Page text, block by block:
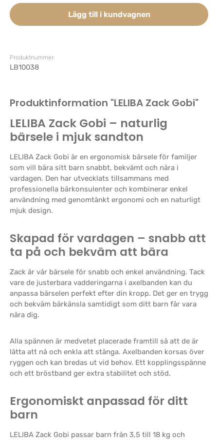
Lägg till i kundvagnen
Produktnummer:
LB10038
Produktinformation "LELIBA Zack Gobi"
LELIBA Zack Gobi – naturlig
bärsele i mjuk sandton
LELIBA Zack Gobi är en ergonomisk bärsele för familjer
som vill bära sitt barn snabbt, bekvämt och nära i
vardagen. Den har utvecklats tillsammans med
professionella bärkonsulenter och kombinerar enkel
användning med genomtänkt ergonomi och en naturligt
mjuk design.
Skapad för vardagen – snabb att
ta på och bekväm att bära
Zack är vår bärsele för snabb och enkel användning. Tack
vare de justerbara vadderingarna i axelbanden kan du
anpassa bärselen perfekt efter din kropp. Det ger en trygg
och bekväm bärkänsla samtidigt som ditt barn får vara
nära dig.
Alla spännen är medvetet placerade framtill så att de är
lätta att nå och enkla att stänga. Axelbanden korsas över
ryggen och kan bredas ut vid behov. Ett kopplingsspänne
och ett bröstband ger extra stabilitet och stöd.
Ergonomiskt anpassad för ditt
barn
LELIBA Zack Gobi passar barn från 3,5 till 18 kg och